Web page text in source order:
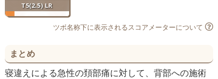
T5(2.5) LR
ツボ名称下に表示されるスコアメーターについて
まとめ
寝違えによる急性の頚部痛に対して、背部への施術